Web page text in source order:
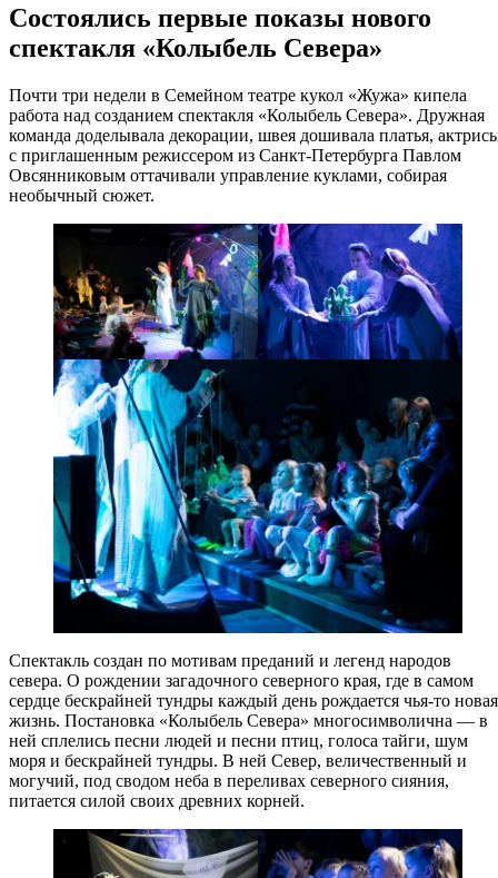
Состоялись первые показы нового
спектакля «Колыбель Севера»
Почти три недели в Семейном театре кукол «Жужа» кипела
работа над созданием спектакля «Колыбель Севера». Дружная
команда доделывала декорации, швея дошивала платья,
с приглашенным режиссером из Санкт-Петербурга Павлом
Овсянниковым оттачивали управление куклами, собирая
необычный сюжет.
Спектакль создан по мотивам преданий и легенд народов
севера. О рождении загадочного северного края, где в самом
сердце бескрайней тундры каждый день рождается чья-то новая
жизнь. Постановка «Колыбель Севера» многосимволична — в
ней сплелись песни людей и песни птиц, голоса тайги, шум
моря и бескрайней тундры. В ней Север, величественный и
могучий, под сводом неба в переливах северного сияния,
питается силой своих древних корней.